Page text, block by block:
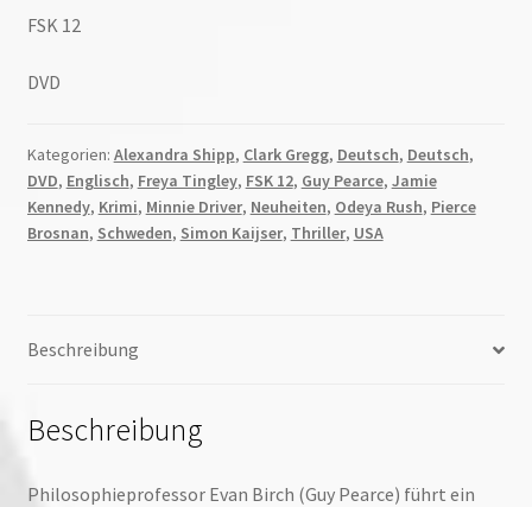
FSK 12
DVD
Kategorien: Alexandra Shipp, Clark Gregg, Deutsch, Deutsch,
DVD, Englisch, Freya Tingley, FSK 12, Guy Pearce, Jamie
Kennedy, Krimi, Minnie Driver, Neuheiten, Odeya Rush, Pierce
Brosnan, Schweden, Simon Kaijser, Thriller, USA
Beschreibung
Beschreibung
Philosophieprofessor Evan Birch (Guy Pearce) führt ein